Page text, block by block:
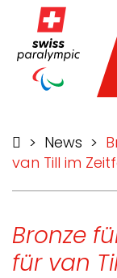
> News >
van Till im
Bronze
für van